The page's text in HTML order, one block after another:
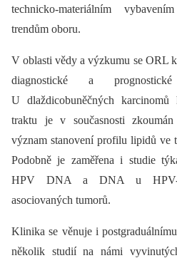
technicko-materiálním
trendům oboru.
V oblasti vědy a výzkumu se ORL
diagnostické a
U dlaždicobuněčných karcinomů
traktu je v současnosti
význam stanovení profilu lipidů ve
Podobně je zaměřena i studie
HPV DNA a DNA u HPV-
asociovaných tumorů.
Klinika se věnuje i
několik studií na námi